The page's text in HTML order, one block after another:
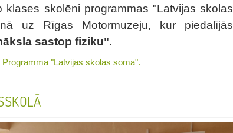
skolēni programmas "Latvijas skolas
uz Rīgas Motormuzeju, kur piedalījās
sastop fiziku".
"Latvijas skolas soma".